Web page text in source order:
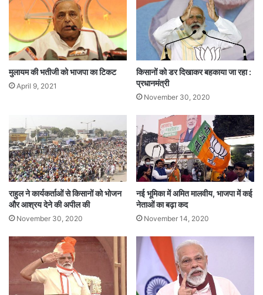
उनसे जफर की मुलाकात अक्सर हो जाया करती थी। लेकिन
जफर पिछले पांच माह से ज्योतिरदित्य को भाजपा में लाने के
सिलसिले में उनसे मिल रहे थे।
सूत्रों से मिली जानकारी के मुताबिक, हाल ही के समय में
ज्योतिरदित्य सिंधिया ने अपनी तरफ से पेशकश की थी। इस
पेशकश को जफर इस्लाम ने ही पार्टी आलाकमान तक
पहुंचाया। इसके बाद ज्योतिरादित्य को भाजपा में लाने की
कवायद और मध्यप्रदेश में ‘ऑपरेशन लोटस’ की पटकथा
लिखी गई।
इस पूरे ऑपरेशन में भाजपा की तरफ से सिर्फ लॉजिस्टिक
और अन्य सहायता दी गई। पूरा ऑपरेशन ज्योतिरदित्य के
मुताबिक ही चला।
को
ह
ना
या
मा
स्क
मुलायम की भतीजी को भाजपा का टिकट
April 9, 2021
किसानों को डर दिखाकर बहकाया जा रहा :
प्रधानमंत्री
November 30, 2020
राहुल ने कार्यकर्ताओं से किसानों को भोजन
और आश्रय देने की अपील की
November 30, 2020
नई भूमिका में अमित मालवीय, भाजपा में कई
नेताओं का बढ़ा कद
November 14, 2020